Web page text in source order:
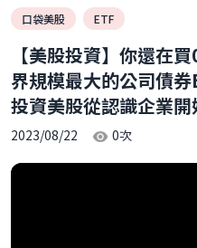
口袋美股 ETF
【美股投資】你還在
界規模最大的公司債券
投資美股從認識企業開
2023/08/22 0次